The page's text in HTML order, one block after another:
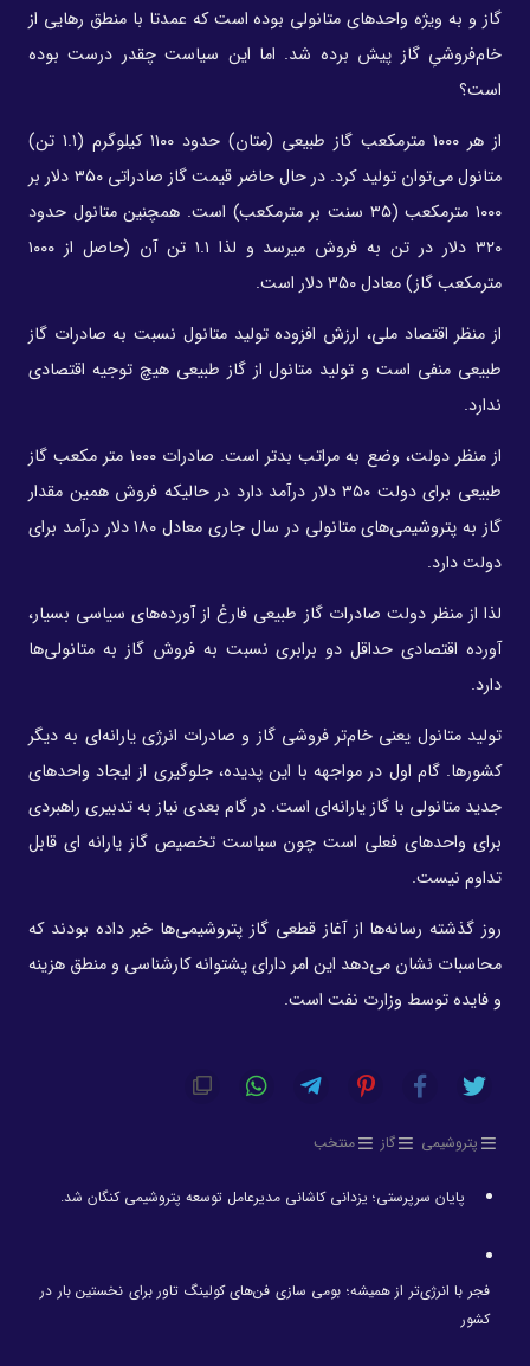
گاز و به ویژه واحدهای متانولی بوده است که عمدتا با منطق رهایی از
خام‌فروشیِ گاز پیش برده شد. اما این سیاست چقدر درست بوده
است؟
از هر ۱۰۰۰ مترمکعب گاز طبیعی (متان) حدود ۱۱۰۰ کیلوگرم (۱.۱ تن)
متانول می‌توان تولید کرد. در حال حاضر قیمت گاز صادراتی ۳۵۰ دلار بر
۱۰۰۰ مترمکعب (۳۵ سنت بر مترمکعب) است. همچنین متانول حدود
۳۲۰ دلار در تن به فروش میرسد و لذا ۱.۱ تن آن (حاصل از ۱۰۰۰
مترمکعب گاز) معادل ۳۵۰ دلار است.
از منظر اقتصاد ملی، ارزش افزوده تولید متانول نسبت به صادرات گاز
طبیعی منفی است و تولید متانول از گاز طبیعی هیچ توجیه اقتصادی
ندارد.
از منظر دولت، وضع به مراتب بدتر است. صادرات ۱۰۰۰ متر مکعب گاز
طبیعی برای دولت ۳۵۰ دلار درآمد دارد در حالیکه فروش همین مقدار
گاز به پتروشیمی‌های متانولی در سال جاری معادل ۱۸۰ دلار درآمد برای
دولت دارد.
لذا از منظر دولت صادرات گاز طبیعی فارغ از آورده‌های سیاسی بسیار،
آورده اقتصادی حداقل دو برابری نسبت به فروش گاز به متانولی‌ها
دارد.
تولید متانول یعنی خام‌تر فروشی گاز و صادرات انرژی یارانه‌ای به دیگر
کشورها. گام اول در مواجهه با این پدیده، جلوگیری از ایجاد واحدهای
جدید متانولی با گاز یارانه‌ای است. در گام بعدی نیاز به تدبیری راهبردی
برای واحدهای فعلی است چون سیاست تخصیص گاز یارانه ای قابل
تداوم نیست.
روز گذشته رسانه‌ها از آغاز قطعی گاز پتروشیمی‌ها خبر داده بودند که
محاسبات نشان می‌دهد این امر دارای پشتوانه کارشناسی و منطق هزینه
و فایده توسط وزارت نفت است.
پتروشیمی گاز منتخب
پایان سرپرستی؛ یزدانی کاشانی مدیرعامل توسعه پتروشیمی کنگان شد.
فجر با انرژی‌تر از همیشه؛ بومی سازی فن‌های کولینگ تاور برای نخستین بار در
کشور